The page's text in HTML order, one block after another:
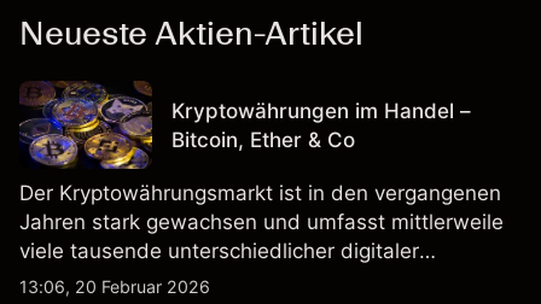
Neueste Aktien-Artikel
Kryptowährungen im Handel –
Bitcoin, Ether & Co
Der Kryptowährungsmarkt ist in den vergangenen
Jahren stark gewachsen und umfasst mittlerweile
viele tausende unterschiedlicher digitaler
Währungen.
13:06, 20 Februar 2026